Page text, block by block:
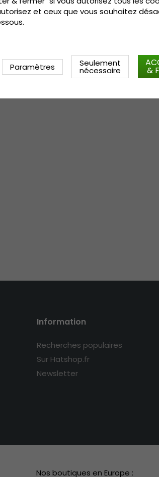
Information
Recherches populaires
Sur Hatshop.fr
Newsletter
Nos boutiques en Europe :
et ceux que vous souhaitez
Paramètres Seulement
nécessaire &